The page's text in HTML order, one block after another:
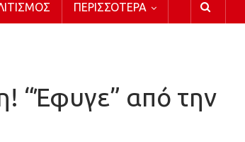
ΠΕΡΙΣΣΌΤΕΡΑ
“Έφυγε” από την